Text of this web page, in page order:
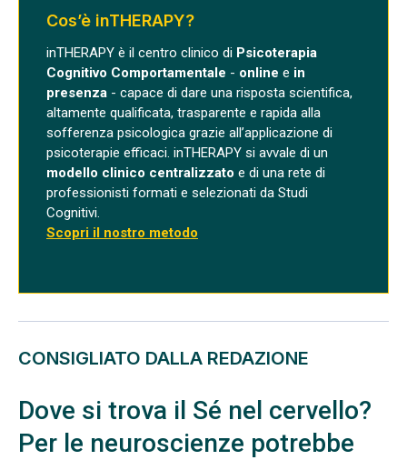
Cos’è inTHERAPY?
inTHERAPY è il centro clinico di Psicoterapia
Cognitivo Comportamentale - online e in
presenza - capace di dare una risposta scientifica,
altamente qualificata, trasparente e rapida alla
sofferenza psicologica grazie all’applicazione di
psicoterapie efficaci. inTHERAPY si avvale di un
modello clinico centralizzato e di una rete di
professionisti formati e selezionati da Studi
Cognitivi.
Scopri il nostro metodo
CONSIGLIATO DALLA REDAZIONE
Dove si trova il Sé nel cervello?
Per le neuroscienze potrebbe